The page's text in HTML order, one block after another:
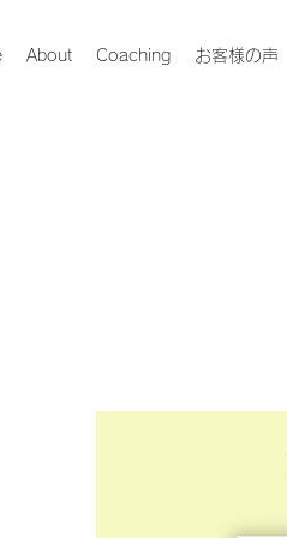
About Coaching お客様の声